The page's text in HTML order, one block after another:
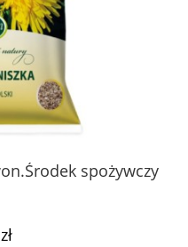
spożywczy